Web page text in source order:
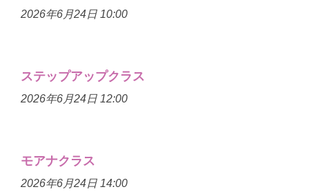
2026年6月24日 10:00
ステップアップクラス
2026年6月24日 12:00
モアナクラス
2026年6月24日 14:00